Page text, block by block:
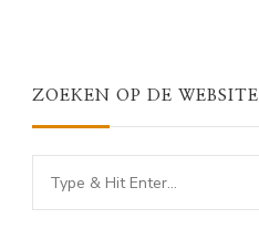
ZOEKEN OP DE WEBSITE
Looking
for